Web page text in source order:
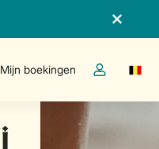
Mijn boekingen
Open de